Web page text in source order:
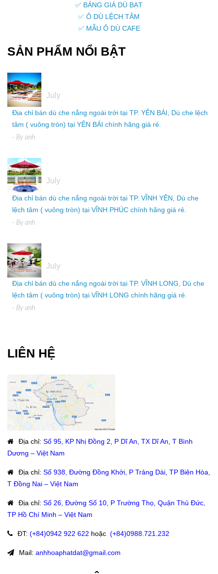
✅ BẢNG GIÁ DÙ BẠT
✅ Ô DÙ LỆCH TÂM
✅ MẪU Ô DÙ CAFE
SẢN PHẨM NỔI BẬT
July
Địa chỉ bán dù che nắng ngoài trời tại TP. YÊN BÁI, Dù che lệch
tâm ( vuông tròn) tại YÊN BÁI chính hãng giá rẻ.
- By anh
July
Địa chỉ bán dù che nắng ngoài trời tại TP. VĨNH YÊN, Dù che
lệch tâm ( vuông tròn) tại VĨNH PHÚC chính hãng giá rẻ.
- By anh
July
Địa chỉ bán dù che nắng ngoài trời tại TP. VĨNH LONG, Dù che
lệch tâm ( vuông tròn) tại VĨNH LONG chính hãng giá rẻ.
- By anh
LIÊN HỆ
Địa chỉ: Số 95, KP Nhị Đồng 2, P Dĩ An, TX Dĩ An, T Bình
Dương – Việt Nam
Địa chỉ: Số 938, Đường Đồng Khởi, P Trảng Dài, TP Biên Hòa,
T Đồng Nai – Việt Nam
Địa chỉ: Số 26, Đường Số 10, P Trường Thọ, Quận Thủ Đức,
TP Hồ Chí Minh – Việt Nam
ĐT: (+84)0942 922 622 hoặc: (+84)0988.721.232
Mail: anhhoaphatdat@gmail.com